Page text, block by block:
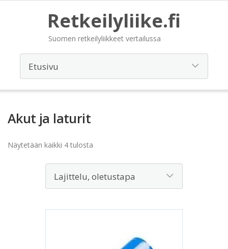
Retkeilyliike.fi
Suomen retkeilyliikkeet vertailussa
Akut ja laturit
Näytetään kaikki 4 tulosta